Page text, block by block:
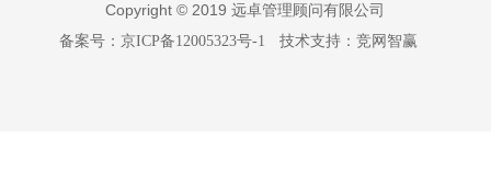
Copyright © 2019 远卓管理顾问有限公司
备案号：京ICP备12005323号-1
技术支持：竞网智赢